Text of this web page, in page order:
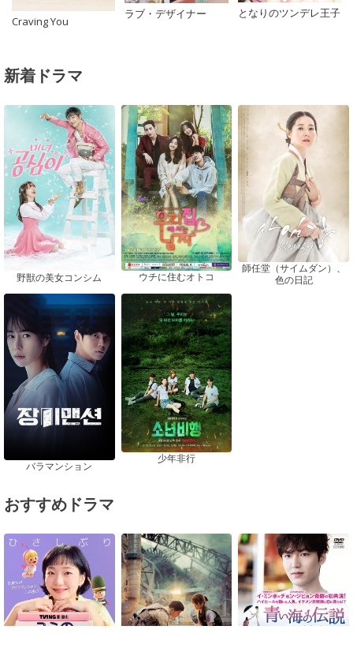
Craving You
ラブ・デザイナー となりのツンデレ王子
新着ドラマ
野獣の美女コンシム ウチに住むオトコ
師任堂（サイムダン）、
色の日記
バラマンション
少年非行
おすすめドラマ